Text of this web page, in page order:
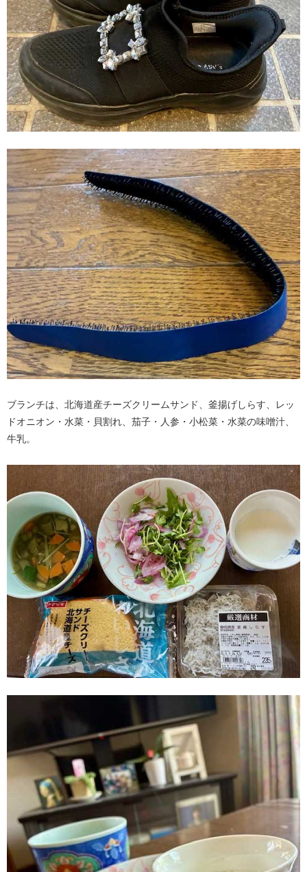
ブランチは、北海道産チーズクリームサンド、釜揚げしらす、レッ
ドオニオン・水菜・貝割れ、茄子・人参・小松菜・水菜の味噌汁、
牛乳。